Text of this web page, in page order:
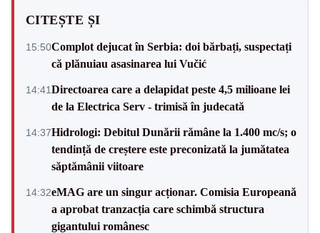
CITEȘTE ȘI
15:50Complot dejucat în Serbia: doi bărbați, suspectați
că plănuiau asasinarea lui Vučić
14:41Directoarea care a delapidat peste 4,5 milioane lei
de la Electrica Serv - trimisă în judecată
14:37Hidrologi: Debitul Dunării rămâne la 1.400 mc/s; o
tendință de creștere este preconizată la jumătatea
săptămânii viitoare
14:32eMAG are un singur acționar. Comisia Europeană
a aprobat tranzacția care schimbă structura
gigantului românesc